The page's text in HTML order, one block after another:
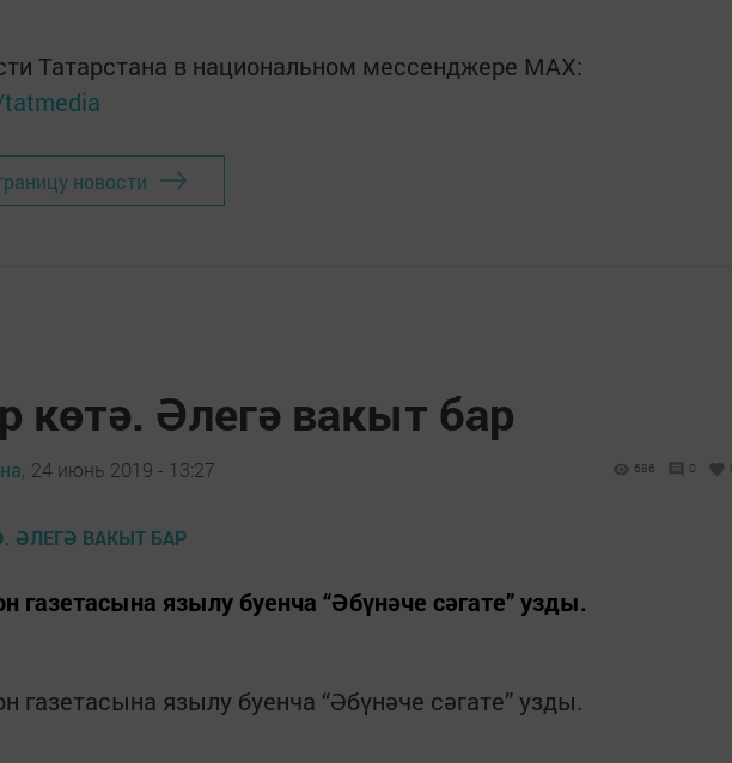
Татарстана в национальном мессенджере MАХ:
новости
көтә. Әлегә вакыт бар
24 июнь 2019 - 13:27 686 0
газетасына язылу буенча “Әбүнәче сәгате” узды.
газетасына язылу буенча “Әбүнәче сәгате” узды.